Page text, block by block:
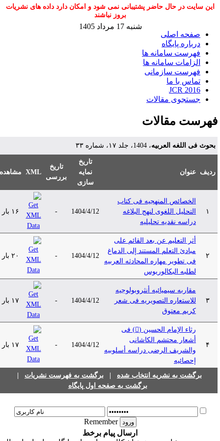
این سایت در حال حاضر پشتیبانی نمی شود و امکان دارد داده های نشریات
بروز نباشند
صفحه اصلی
درباره پایگاه
فهرست سامانه ها
الزامات سامانه ها
فهرست سازمانی
تماس با ما
JCR 2016
جستجوی مقالات
شنبه 17 مرداد 1405
مقالات
بحوث فی اللغه العربیه، 1404، جلد ۱۷، شماره ۳۳
ردیف عنوان
تاریخ
نمایه
سازی
تاریخ
بررسی
XML مشاهده
الخصائص المنهجیه فی کتاب
التحلیل اللغوی لنهج ‌البلاغه
دراسه نقدیه تحلیلیه
1404/4/12 ۱۶ بار
أثر التعلیم عن بعد القائم علی
مبادئ التعلم المستند إلی الدماغ
فی تطویر مهاره المحادثه العربیه
لطلبه البکالوریوس
1404/4/12 ۲۰ بار
مقاربه سیمیائیه أنثروبولوجیه
للاستعاره التصویریه فی شعر
کریم معتوق
1404/4/12 ۱۷ بار
رثاء الإمام الحسین () فی
أشعار محتشم الکاشانی
والشریف الرضی دراسه أسلوبیه
إحصائیه
1404/4/12 ۱۷ بار
برگشت به نشریه انتخاب شده| برگشت به فهرست نشریات|
برگشت به صفحه اول پایگاه
Remember
ارسال پیام برخط